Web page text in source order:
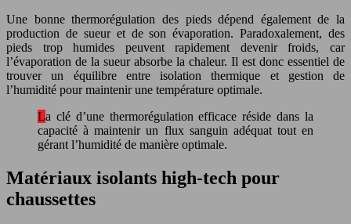
Une bonne thermorégulation des pieds dépend également de la
production de sueur et de son évaporation. Paradoxalement, des
pieds trop humides peuvent rapidement devenir froids, car
l’évaporation de la sueur absorbe la chaleur. Il est donc essentiel de
trouver un équilibre entre isolation thermique et gestion de
l’humidité pour maintenir une température optimale.
La clé d’une thermorégulation efficace réside dans la
capacité à maintenir un flux sanguin adéquat tout en
gérant l’humidité de manière optimale.
Matériaux isolants high-tech pour
chaussettes